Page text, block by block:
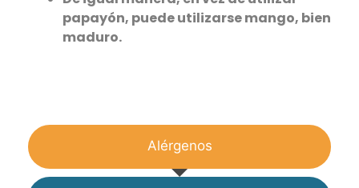
papayón, puede utilizarse mango, bien
maduro.
Alérgenos